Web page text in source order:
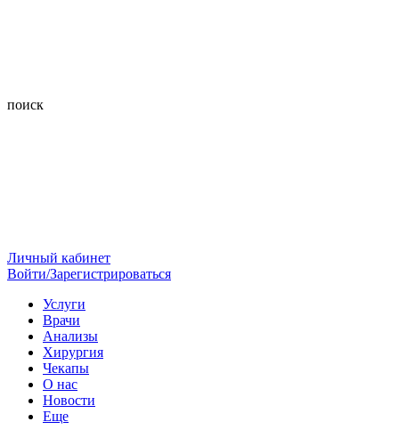
поиск
Личный кабинет
Войти/Зарегистрироваться
Услуги
Врачи
Анализы
Хирургия
Чекапы
О нас
Новости
Еще